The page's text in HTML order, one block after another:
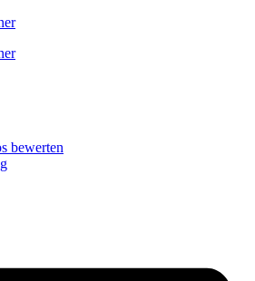
bewerten